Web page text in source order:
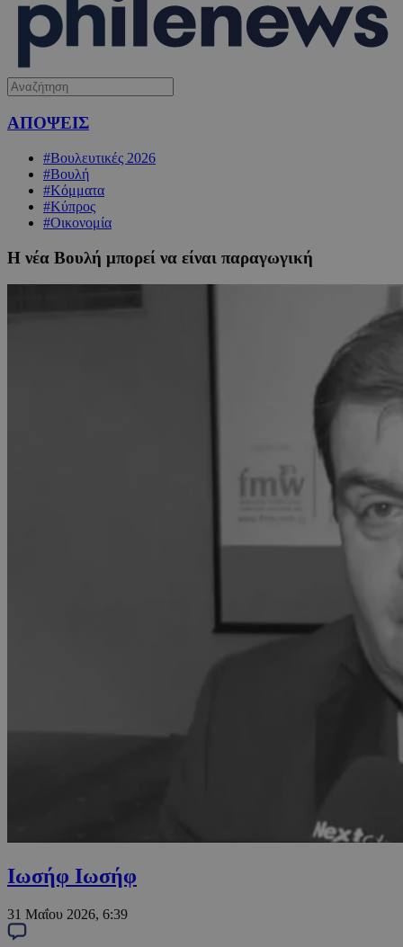
ΑΠΟΨΕΙΣ
#Βουλευτικές 2026
#Βουλή
#Κόμματα
#Κύπρος
#Οικονομία
Η νέα Βουλή μπορεί να είναι παραγωγική
Ιωσήφ Ιωσήφ
31 Μαΐου 2026, 6:39